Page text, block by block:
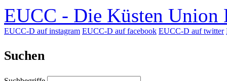
EUCC - Die Küsten Union
EUCC-D auf instagram EUCC-D auf facebook EUCC-D auf twitter
Suchen